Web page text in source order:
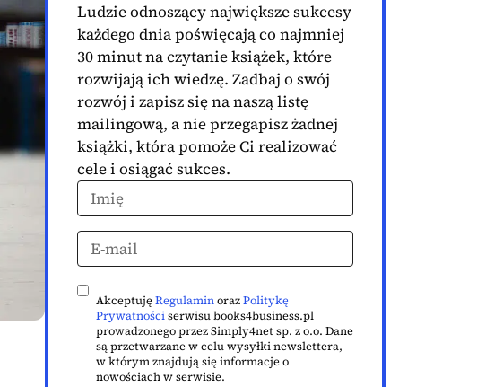
Ludzie odnoszący największe sukcesy
każdego dnia poświęcają co najmniej
30 minut na czytanie książek, które
rozwijają ich wiedzę. Zadbaj o swój
rozwój i zapisz się na naszą listę
mailingową, a nie przegapisz żadnej
książki, która pomoże Ci realizować
cele i osiągać sukces.
AkceptujęRegulaminorazPolitykę
Prywatnościserwisu books4business.pl
prowadzonego przez Simply4net sp. z o.o. Dane
są przetwarzane w celu wysyłki newslettera,
w którym znajdują się informacje o
nowościach w serwisie.